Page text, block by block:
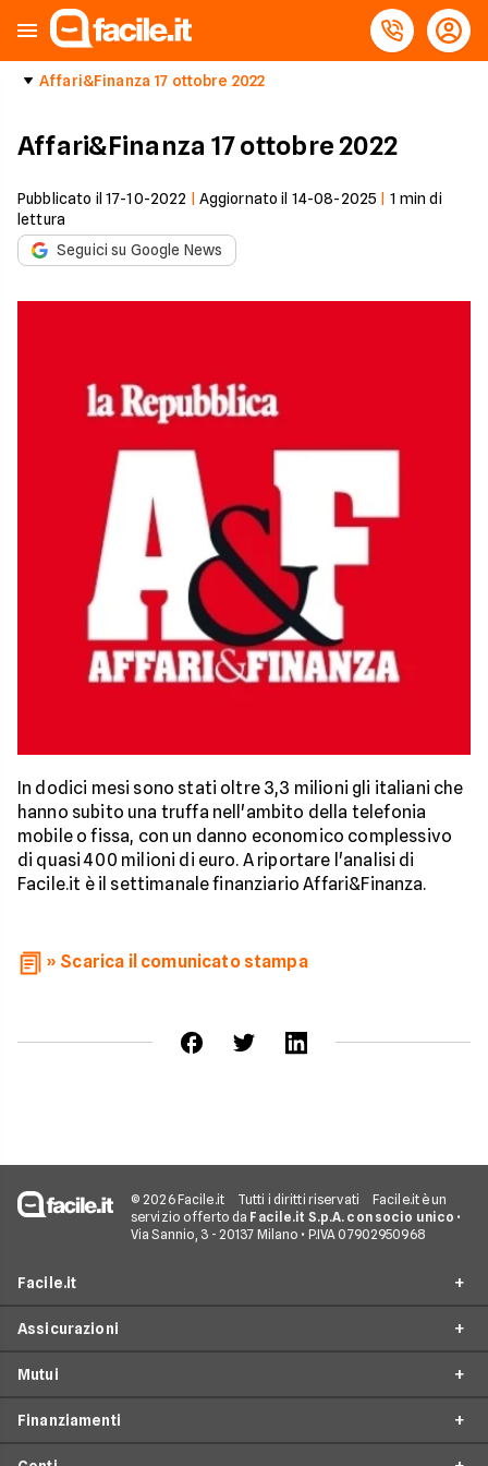
Affari&Finanza 17 ottobre 2022
Affari&Finanza 17 ottobre 2022
Pubblicato il 17-10-2022 Aggiornato il 14-08-2025 1 min di
lettura
Seguici su Google News
In dodici mesi sono stati oltre 3,3 milioni gli italiani che
hanno subito una truffa nell'ambito della telefonia
mobile o fissa, con un danno economico complessivo
di quasi 400 milioni di euro. A riportare l'analisi di
Facile.it è il settimanale finanziario Affari&Finanza.
» Scarica il comunicato stampa
© 2026 Facile.it Tutti i diritti riservati
Facile.it è un
servizio offerto da Facile.it S.p.A. con socio unico •
Via Sannio, 3 - 20137 Milano • P.IVA 07902950968
Facile.it
Perché scegliere Facile.it
Spot TV
Assicurazioni
Preventivo Assicurazioni Auto
Assicurazioni Moto
Mutui
Finanziamenti